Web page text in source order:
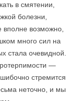
в смятении,
болезни,
вполне возможно,
много сил на
стала очевидной.
—
стремится
неточно, и мы